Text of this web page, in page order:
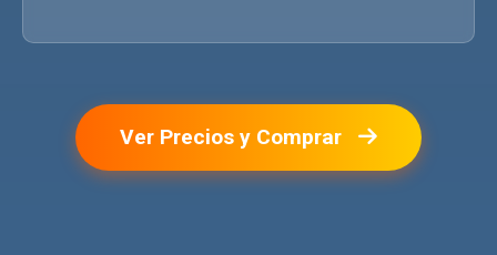
Ver Precios y Comprar